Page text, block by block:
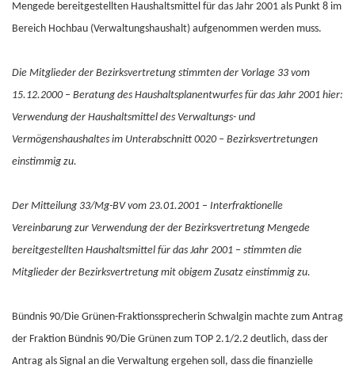
Mengede bereitgestellten Haushaltsmittel für das Jahr 2001 als Punkt 8 im
Bereich Hochbau (Verwaltungshaushalt) aufgenommen werden muss.
Die Mitglieder der Bezirksvertretung stimmten der Vorlage 33 vom
15.12.2000 – Beratung des Haushaltsplanentwurfes für das Jahr 2001 hier:
Verwendung der Haushaltsmittel des Verwaltungs- und
Vermögenshaushaltes im Unterabschnitt 0020 – Bezirksvertretungen
einstimmig zu.
Der Mitteilung 33/Mg-BV vom 23.01.2001 – Interfraktionelle
Vereinbarung zur Verwendung der der Bezirksvertretung Mengede
bereitgestellten Haushaltsmittel für das Jahr 2001 – stimmten die
Mitglieder der Bezirksvertretung mit obigem Zusatz einstimmig zu.
Bündnis 90/Die Grünen-Fraktionssprecherin Schwalgin machte zum Antrag
der Fraktion Bündnis 90/Die Grünen zum TOP 2.1/2.2 deutlich, dass der
Antrag als Signal an die Verwaltung ergehen soll, dass die finanzielle